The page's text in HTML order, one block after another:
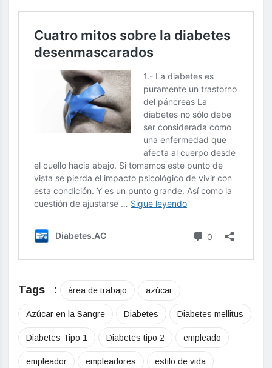
Tags : área de trabajo azúcar
Azúcar en la Sangre Diabetes Diabetes mellitus
Diabetes Tipo 1 Diabetes tipo 2 empleado
empleador empleadores estilo de vida